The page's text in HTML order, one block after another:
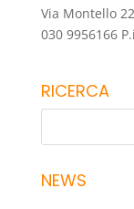
Via Montello
030 9956166
RICERCA
NEWS